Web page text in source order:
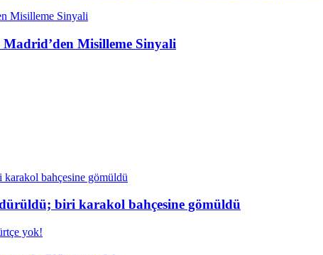
Misilleme Sinyali
biri karakol bahçesine gömüldü